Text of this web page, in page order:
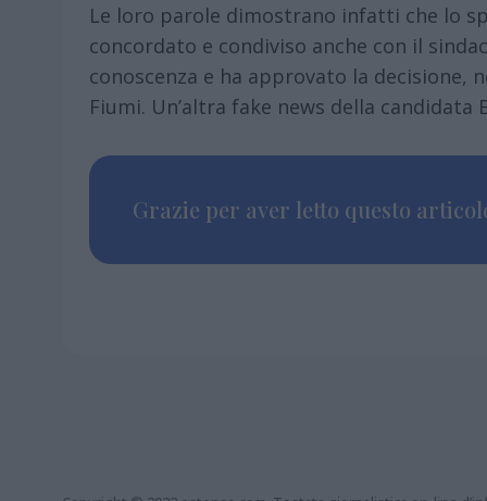
Le loro parole dimostrano infatti che lo
concordato e condiviso anche con il
conoscenza e ha approvato la decisione,
Fiumi. Un’altra fake news della candidata
Grazie per aver letto questo